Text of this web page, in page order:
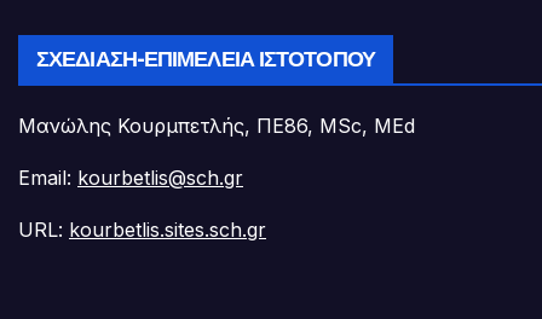
ΣΧΕΔΊΑΣΗ-ΕΠΙΜΈΛΕΙΑ ΙΣΤΟΤΌΠΟΥ
Μανώλης Κουρμπετλής, ΠΕ86, MSc, MEd
Email: kourbetlis@sch.gr
URL: kourbetlis.sites.sch.gr